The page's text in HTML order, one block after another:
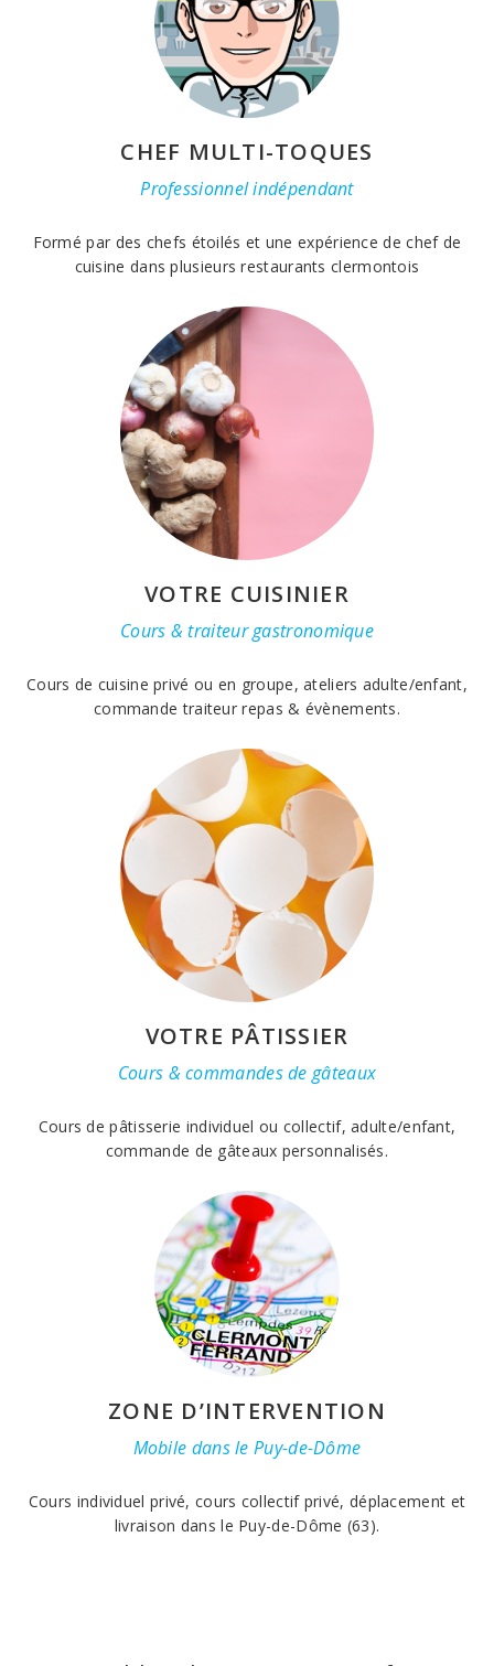
CHEF MULTI-TOQUES
Professionnel indépendant
Formé par des chefs étoilés et une expérience de chef de
cuisine dans plusieurs restaurants clermontois
VOTRE CUISINIER
Cours & traiteur gastronomique
Cours de cuisine privé ou en groupe, ateliers adulte/enfant,
commande traiteur repas & évènements.
VOTRE PÂTISSIER
Cours & commandes de gâteaux
Cours de pâtisserie individuel ou collectif, adulte/enfant,
commande de gâteaux personnalisés.
ZONE D’INTERVENTION
Mobile dans le Puy-de-Dôme
Cours individuel privé, cours collectif privé, déplacement et
livraison dans le Puy-de-Dôme (63).